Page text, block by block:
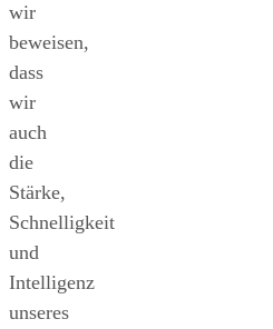
wir
beweisen,
dass
wir
auch
die
Stärke,
Schnelligkeit
und
Intelligenz
unseres